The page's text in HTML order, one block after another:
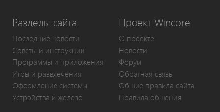
Разделы сайта
Последние новости
Советы и инструкции
Программы и приложения
Игры и развлечения
Оформление системы
Устройства и железо
Проект Wincore
О проекте
Новости
Форум
Обратная связь
Общие правила сайта
Правила общения